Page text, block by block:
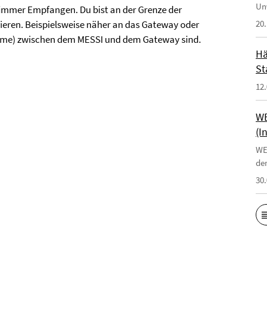
Empfangen. Du bist an der Grenze der
Beispielsweise näher an das Gateway oder
zwischen dem MESSI und dem Gateway sind.